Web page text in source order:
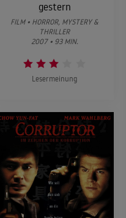
gestern
FILM • HORROR, MYSTERY &
THRILLER
2007 • 93 MIN.
Lesermeinung